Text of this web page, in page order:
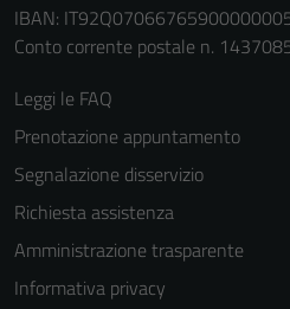
IBAN:
Conto corrente postale n.
Leggi le FAQ
Prenotazione appuntamento
Segnalazione disservizio
Richiesta assistenza
Amministrazione trasparente
Informativa privacy